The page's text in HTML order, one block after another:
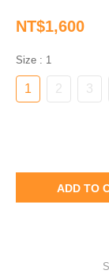
NT$1,600
Size : 1
1 2 3
ADD TO